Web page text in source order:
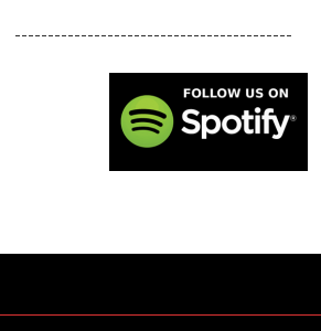
------------------------------------------